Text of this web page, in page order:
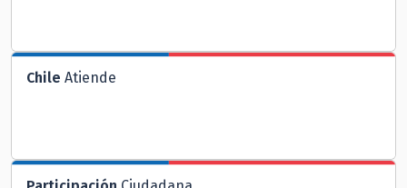
Chile Atiende